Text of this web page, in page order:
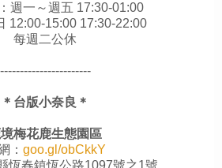
週一～週五 17:30-01:00
12:00-15:00 17:30-22:00
每週二公休
-----------------------
＊台版小奈良＊
梅花鹿生態園區
： goo.gl/obCkkY